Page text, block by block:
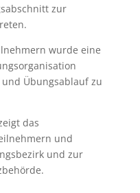
zur
wurde eine
Übungsablauf zu
das
und
und zur